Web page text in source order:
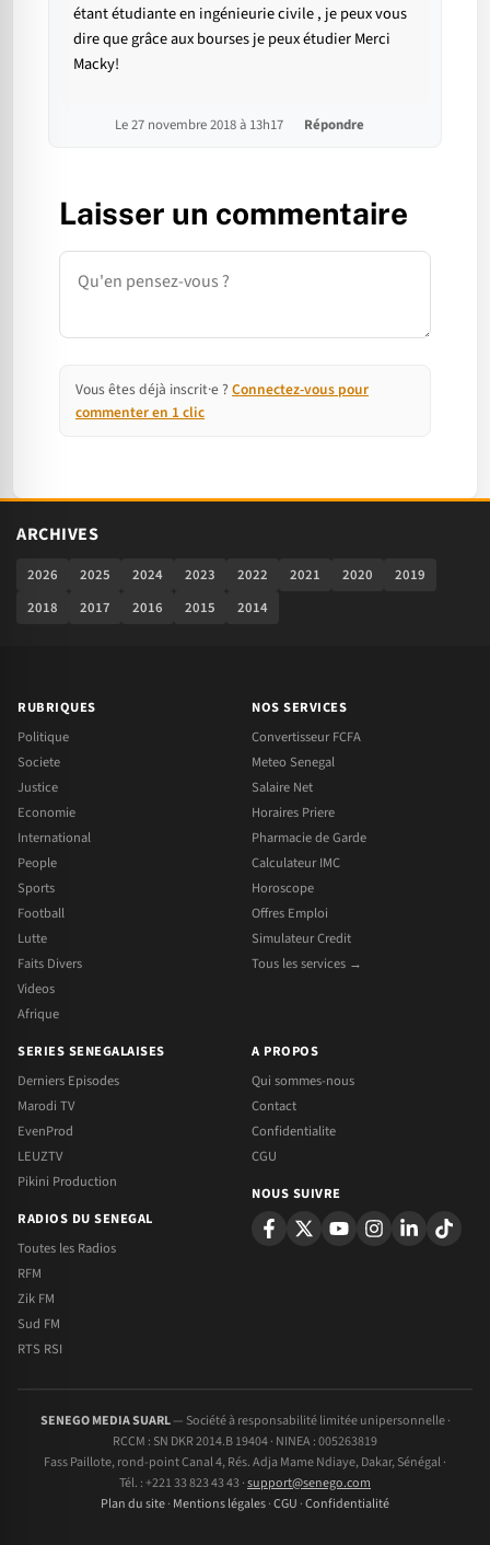
étant étudiante en ingénieurie civile , je peux vous
dire que grâce aux bourses je peux étudier Merci
Macky!
Le 27 novembre 2018 à 13h17 Répondre
Laisser un commentaire
Commentaire
Vous êtes déjà inscrit·e ? Connectez-vous pour
commenter en 1 clic
ARCHIVES
2026 2025 2024 2023 2022 2021 2020
2019
2018
2017 2016 2015 2014
RUBRIQUES
Politique
Societe
Justice
Economie
International
People
Sports
Football
Lutte
Faits Divers
Videos
Afrique
NOS SERVICES
Convertisseur FCFA
Meteo Senegal
Salaire Net
Horaires Priere
Pharmacie de Garde
Calculateur IMC
Horoscope
Offres Emploi
Simulateur Credit
Tous les services →
SERIES SENEGALAISES
Derniers Episodes
Marodi TV
EvenProd
LEUZTV
Pikini Production
RADIOS DU SENEGAL
Toutes les Radios
RFM
Zik FM
Sud FM
RTS RSI
A PROPOS
Qui sommes-nous
Contact
Confidentialite
CGU
NOUS SUIVRE
SENEGO MEDIA SUARL— Société à responsabilité limitée unipersonnelle ·
RCCM : SN DKR 2014.B 19404 · NINEA : 005263819
Fass Paillote, rond-point Canal 4, Rés. Adja Mame Ndiaye, Dakar, Sénégal ·
Tél. : +221 33 823 43 43 ·support@senego.com
Plan du site· Mentions légales·CGU ·Confidentialité